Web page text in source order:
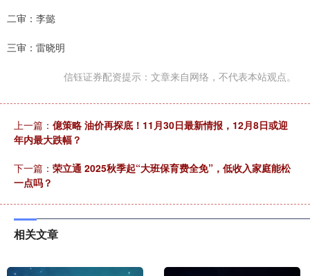
二审：李懿
三审：雷晓明
信钰证券配资提示：文章来自网络，不代表本站观点。
上一篇： 億策略 油价再探底！11月30日最新情报，12月8日或迎
年内最大跌幅？
下一篇： 荣立通 2025秋季起“大班保育费全免”，低收入家庭能松
一点吗？
相关文章